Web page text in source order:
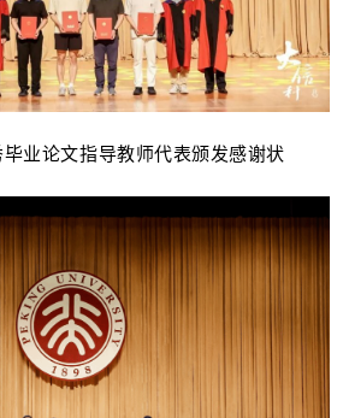
毕业论文指导教师代表颁发感谢状